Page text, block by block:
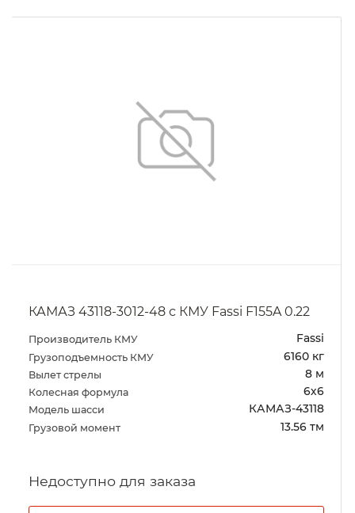
КАМАЗ 43118-3012-48 с КМУ Fassi F155A 0.22
Производитель КМУ Fassi
Грузоподъемность КМУ 6160 кг
Вылет стрелы 8 м
Колесная формула 6х6
Модель шасси КАМАЗ-43118
Грузовой момент 13.56 тм